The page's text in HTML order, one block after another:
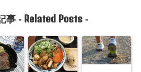
事 - Related Posts-